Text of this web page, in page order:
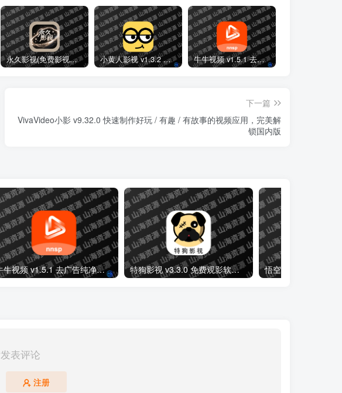
永久影视(免费影视播放软件)v1.1.8 解锁去广告纯净版 小黄人影视 v1.3.2 免费高清影视剧集短剧去广告纯净版 牛牛视频 v1.5.1 去广告纯净版APP下载
下一篇
VivaVideo小影 v9.32.0 快速制作好玩 / 有趣 / 有故事的视频应用，完美解
锁国内版
牛牛视频 v1.5.1 去广告纯净版APP下载 特狗影视 v3.3.0 免费观影软件，海量优质内容，去广告版
表评论
注册